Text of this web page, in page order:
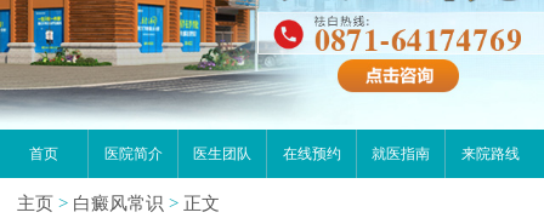
首页 医院简介 医生团队 在线预约 就医指南 来院路线
主页 > 白癜风常识 > 正文